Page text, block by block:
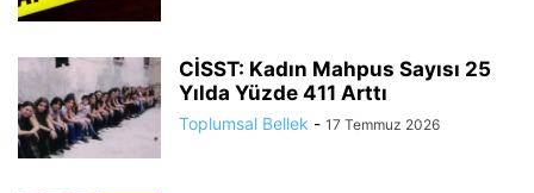
CİSST: Kadın Mahpus Sayısı 25
Yılda Yüzde 411 Arttı
Toplumsal Bellek - 17 Temmuz 2026